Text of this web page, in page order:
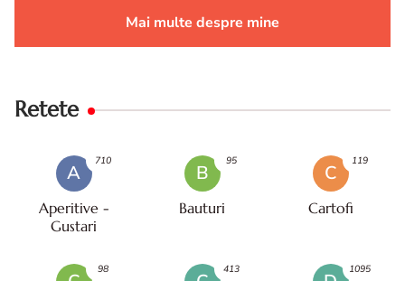
Mai multe despre mine
Retete
A
Aperitive -
Gustari
710
B
Bauturi
95
C
Cartofi
119
98 413 1095